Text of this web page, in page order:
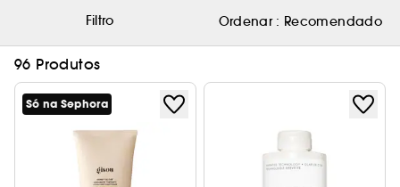
Filtro Ordenar : Recomendado
96 Produtos
Só na Sephora